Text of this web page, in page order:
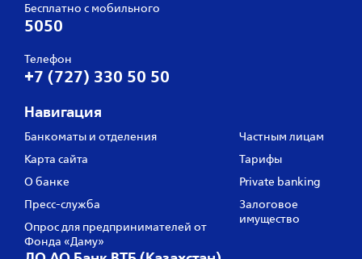
Бесплатно с мобильного
5050
Телефон
+7 (727) 330 50 50
Навигация
Банкоматы и отделения
Карта сайта
О банке
Пресс‑служба
Опрос для предпринимателей от
Фонда «Даму»
Частным лицам
Тарифы
Private banking
Залоговое
имущество